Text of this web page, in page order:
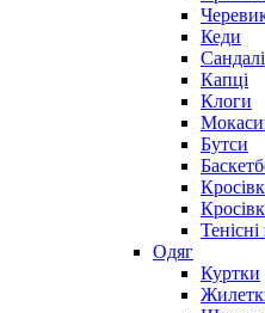
Кеди
Сандалі
Капці
Клоги
Бутси
Одяг
Куртки